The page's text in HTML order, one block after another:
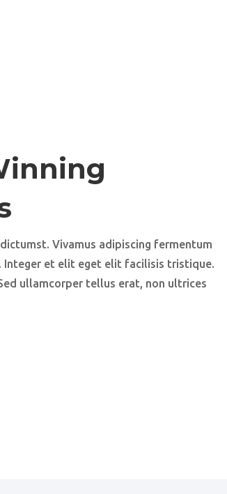
Vivamus adipiscing fermentum
Integer et elit eget elit facilisis tristique.
ullamcorper tellus erat, non ultrices